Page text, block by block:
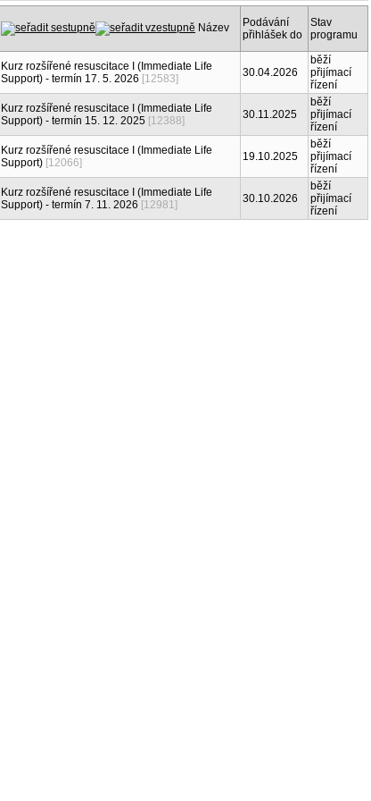
Název
Podávání
přihlášek do
Stav
programu
Kurz rozšířené resuscitace I (Immediate Life
Support) - termín 17. 5. 2026 [12583] 30.04.2026
běží
přijímací
řízení
Kurz rozšířené resuscitace I (Immediate Life
Support) - termín 15. 12. 2025 [12388] 30.11.2025
běží
přijímací
řízení
Kurz rozšířené resuscitace I (Immediate Life
Support) [12066] 19.10.2025
běží
přijímací
řízení
Kurz rozšířené resuscitace I (Immediate Life
Support) - termín 7. 11. 2026 [12981] 30.10.2026
běží
přijímací
řízení